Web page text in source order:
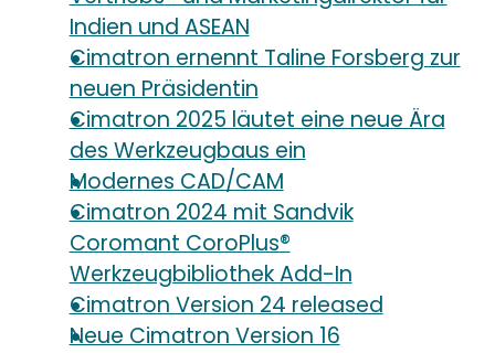
Indien und ASEAN
Cimatron ernennt Taline Forsberg zur
neuen Präsidentin
Cimatron 2025 läutet eine neue Ära
des Werkzeugbaus ein
Modernes CAD/CAM
Cimatron 2024 mit Sandvik
Coromant CoroPlus®
Werkzeugbibliothek Add-In
Cimatron Version 24 released
Neue Cimatron Version 16